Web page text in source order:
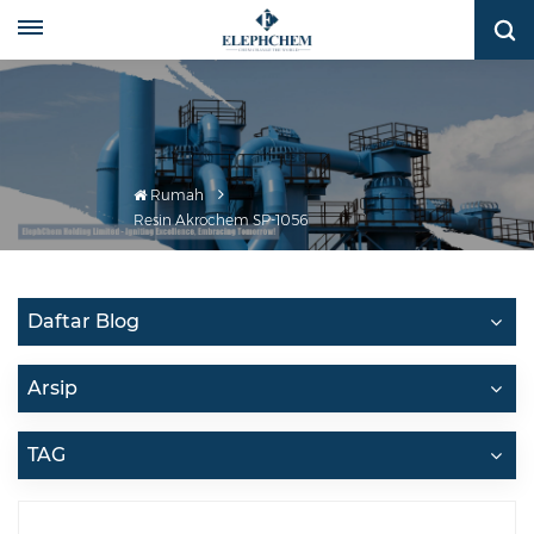
Rumah
Resin Akrochem SP-1056
Daftar Blog
Arsip
TAG